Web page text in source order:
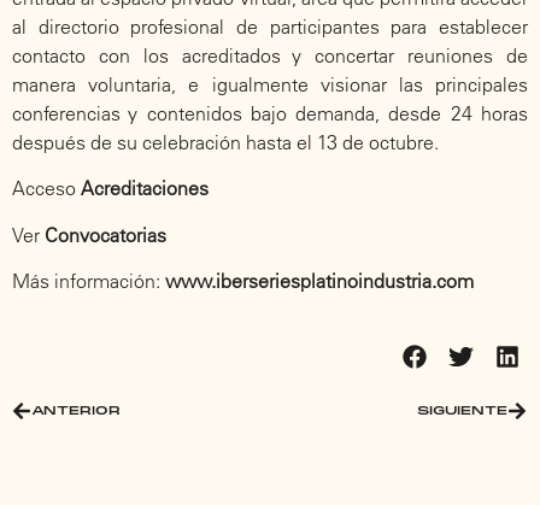
al directorio profesional de participantes para establecer
contacto con los acreditados y concertar reuniones de
manera voluntaria, e igualmente visionar las principales
conferencias y contenidos bajo demanda, desde 24 horas
después de su celebración hasta el 13 de octubre.
Acceso Acreditaciones
Ver Convocatorias
Más información: www.iberseriesplatinoindustria.com
ANTERIOR SIGUIENTE